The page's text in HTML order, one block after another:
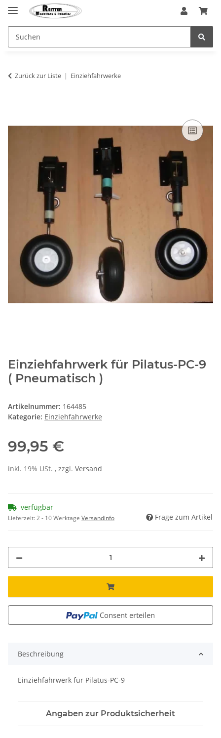
Zurück zur Liste Einziehfahrwerke
Einziehfahrwerk für Pilatus-PC-9
( Pneumatisch )
Artikelnummer: 164485
Kategorie: Einziehfahrwerke
99,95 €
inkl. 19% USt. , zzgl. Versand
verfügbar
Lieferzeit:2 - 10 Werktage Versandinfo Frage zum Artikel
Consent erteilen
Beschreibung
Einziehfahrwerk für Pilatus-PC-9
Angaben zur Produktsicherheit